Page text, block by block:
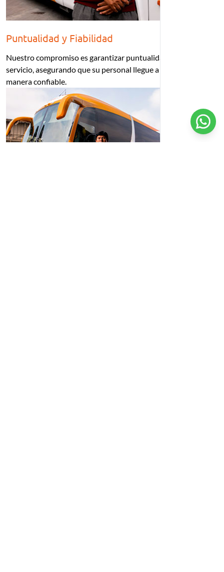
Puntualidad y Fiabilidad
Nuestro compromiso es garantizar puntualidad en cada
servicio, asegurando que su personal llegue a su destino de
manera confiable.